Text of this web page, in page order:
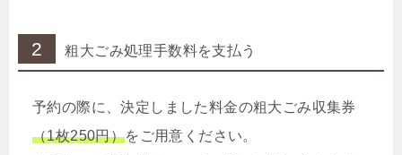
2 粗大ごみ処理手数料を支払う
予約の際に、決定しました料金の粗大ごみ収集券
（1枚250円）をご用意ください。